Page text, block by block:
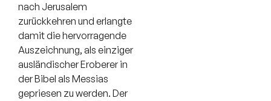
nach Jerusalem
zurückkehren und erlangte
damit die hervorragende
Auszeichnung, als einziger
ausländischer Eroberer in
der Bibel als Messias
gepriesen zu werden. Der